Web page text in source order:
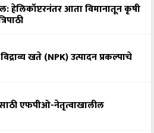
हेलिकॉप्टरनंतर आता विमानातून कृषी
खते (NPK) उत्पादन प्रकल्पाचे
एफपीओ-नेतृत्वाखालील